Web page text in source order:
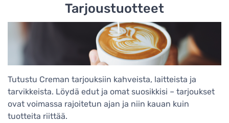
Tarjoustuotteet
Tutustu Creman tarjouksiin kahveista, laitteista ja
tarvikkeista. Löydä edut ja omat suosikkisi – tarjoukset
ovat voimassa rajoitetun ajan ja niin kauan kuin
tuotteita riittää.